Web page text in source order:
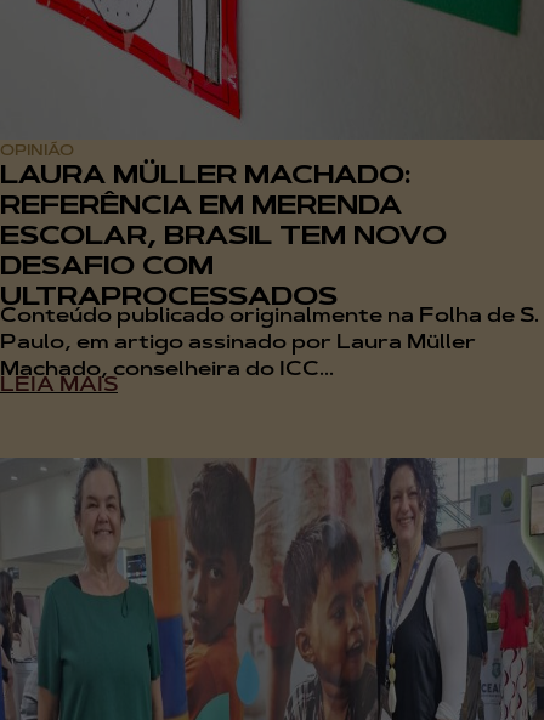
OPINIÃO
LAURA MÜLLER MACHADO:
REFERÊNCIA EM MERENDA
ESCOLAR, BRASIL TEM NOVO
DESAFIO COM
ULTRAPROCESSADOS
Conteúdo publicado originalmente na Folha de S.
Paulo, em artigo assinado por Laura Müller
Machado, conselheira do ICC...
LEIA MAIS